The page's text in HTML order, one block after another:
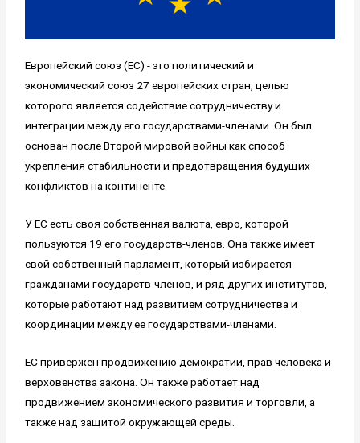
Европейский союз (ЕС) - это политический и
экономический союз 27 европейских стран, целью
которого является содействие сотрудничеству и
интеграции между его государствами-членами. Он был
основан после Второй мировой войны как способ
укрепления стабильности и предотвращения будущих
конфликтов на континенте.
У ЕС есть своя собственная валюта, евро, которой
пользуются 19 его государств-членов. Она также имеет
свой собственный парламент, который избирается
гражданами государств-членов, и ряд других институтов,
которые работают над развитием сотрудничества и
координации между ее государствами-членами.
ЕС привержен продвижению демократии, прав человека и
верховенства закона. Он также работает над
продвижением экономического развития и торговли, а
также над защитой окружающей среды.